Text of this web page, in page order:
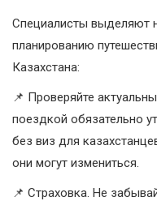
Специалисты выделяют
планированию
Казахстана:
📌 Проверяйте
поездкой обязательно
без виз для
они могут измениться.
📌 Страховка. Не